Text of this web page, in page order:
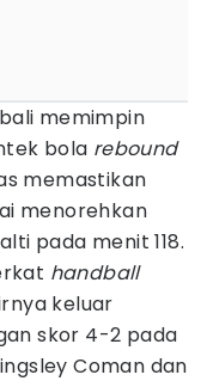
memimpin
bola rebound
memastikan
menorehkan
pada menit 118.
handball
keluar
skor 4-2 pada
Coman dan